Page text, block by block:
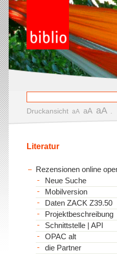
Druckansicht aA aA aA
Literatur
Rezensionen online
Neue Suche
Mobilversion
Daten ZACK Z39.50
Projektbeschreibung
Schnittstelle | API
OPAC alt
die Partner